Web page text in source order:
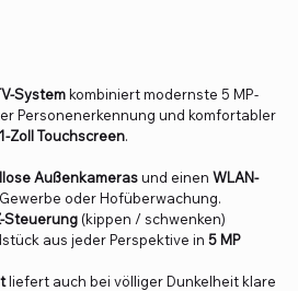
Systemkombiniert modernste 5 MP-
Personenerkennung und komfortabler
Zoll Touchscreen.
Außenkamerasund einen WLAN-
oder Hofüberwachung.
Steuerung(kippen / schwenken)
aus jeder Perspektive in 5 MP
liefert auch bei völliger Dunkelheit klare